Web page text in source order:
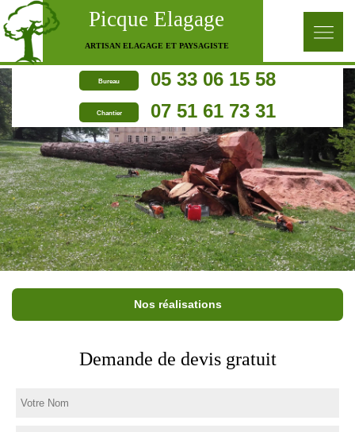
Picque Elagage
ARTISAN ELAGAGE ET PAYSAGISTE
Bureau 05 33 06 15 58
Chantier 07 51 61 73 31
Nos réalisations
Demande de devis gratuit